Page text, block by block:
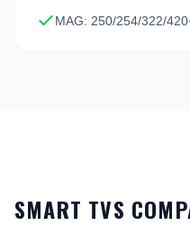
MAG: 250/254/322/
SMART TVS